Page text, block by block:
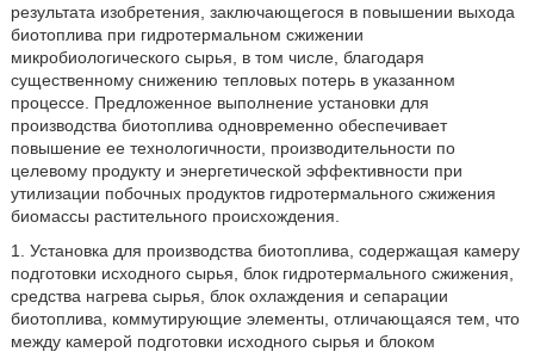
результата изобретения, заключающегося в повышении выхода
биотоплива при гидротермальном сжижении
микробиологического сырья, в том числе, благодаря
существенному снижению тепловых потерь в указанном
процессе. Предложенное выполнение установки для
производства биотоплива одновременно обеспечивает
повышение ее технологичности, производительности по
целевому продукту и энергетической эффективности при
утилизации побочных продуктов гидротермального сжижения
биомассы растительного происхождения.
1. Установка для производства биотоплива, содержащая камеру
подготовки исходного сырья, блок гидротермального сжижения,
средства нагрева сырья, блок охлаждения и сепарации
биотоплива, коммутирующие элементы, отличающаяся тем, что
между камерой подготовки исходного сырья и блоком